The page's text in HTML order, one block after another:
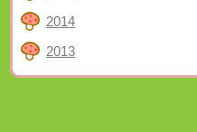
2014
2013